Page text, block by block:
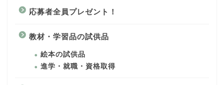
応募者全員プレゼント！
教材・学習品の試供品
絵本の試供品
進学・就職・資格取得